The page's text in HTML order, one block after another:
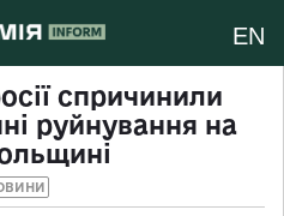
EN
спричинили
руйнування на